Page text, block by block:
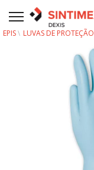
EPIS LUVAS DE PROTEÇÃO